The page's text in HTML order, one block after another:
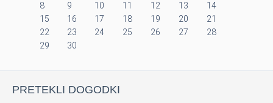
8
9 10 11 12 13
14
15
16 17 18 19 20
21
22
23 24 25 26 27
28
29
30
PRETEKLI DOGODKI